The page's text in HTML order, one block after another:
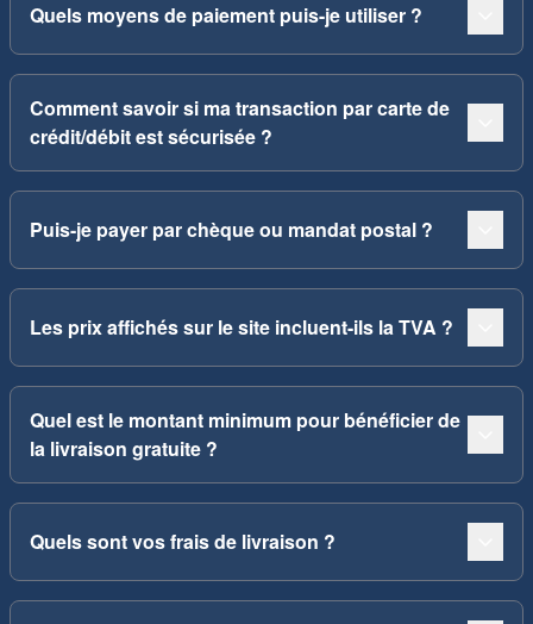
Quels moyens de paiement puis-je utiliser ?
Comment savoir si ma transaction par carte de
crédit/débit est sécurisée ?
Puis-je payer par chèque ou mandat postal ?
Les prix affichés sur le site incluent-ils la TVA ?
Quel est le montant minimum pour bénéficier de
la livraison gratuite ?
Quels sont vos frais de livraison ?